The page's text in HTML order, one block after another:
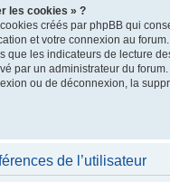
les cookies » ?
créés par phpBB qui
et votre connexion au
que les indicateurs de lecture
par un administrateur du
ou de déconnexion, la
de l’utilisateur